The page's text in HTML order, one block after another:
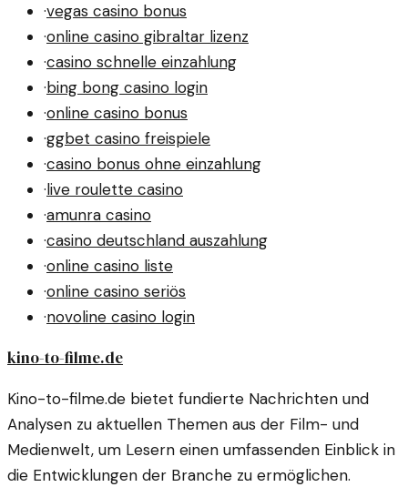
·vegas casino bonus
·online casino gibraltar lizenz
·casino schnelle einzahlung
·bing bong casino login
·online casino bonus
·ggbet casino freispiele
·casino bonus ohne einzahlung
·live roulette casino
·amunra casino
·casino deutschland auszahlung
·online casino liste
·online casino seriös
·novoline casino login
kino-to-filme.de
Kino-to-filme.de bietet fundierte Nachrichten und
Analysen zu aktuellen Themen aus der Film- und
Medienwelt, um Lesern einen umfassenden Einblick in
die Entwicklungen der Branche zu ermöglichen.